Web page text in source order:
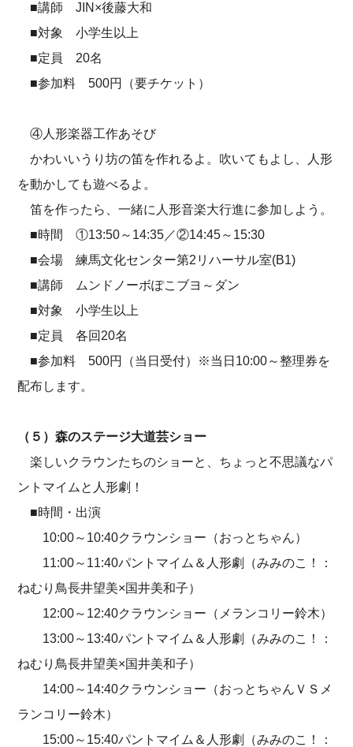
■講師 JIN×後藤大和
■対象 小学生以上
■定員 20名
■参加料 500円（要チケット）
④人形楽器工作あそび
かわいいうり坊の笛を作れるよ。吹いてもよし、人形
を動かしても遊べるよ。
笛を作ったら、一緒に人形音楽大行進に参加しよう。
■時間 ①13:50～14:35／②14:45～15:30
■会場 練馬文化センター第2リハーサル室(B1)
■講師 ムンドノーボぽこブヨ～ダン
■対象 小学生以上
■定員 各回20名
■参加料 500円（当日受付）※当日10:00～整理券を
配布します。
（５）森のステージ大道芸ショー
楽しいクラウンたちのショーと、ちょっと不思議なパ
ントマイムと人形劇！
■時間・出演
10:00～10:40クラウンショー（おっとちゃん）
11:00～11:40パントマイム＆人形劇（みみのこ！：
ねむり鳥長井望美×国井美和子）
12:00～12:40クラウンショー（メランコリー鈴木）
13:00～13:40パントマイム＆人形劇（みみのこ！：
ねむり鳥長井望美×国井美和子）
14:00～14:40クラウンショー（おっとちゃんＶＳメ
ランコリー鈴木）
15:00～15:40パントマイム＆人形劇（みみのこ！：